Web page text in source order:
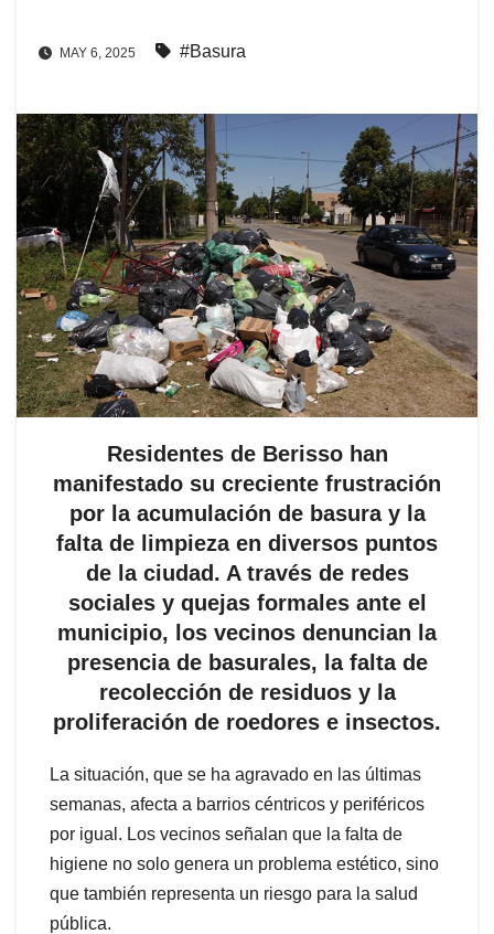
MAY 6, 2025 #Basura
Residentes de Berisso han
manifestado su creciente frustración
por la acumulación de basura y la
falta de limpieza en diversos puntos
de la ciudad. A través de redes
sociales y quejas formales ante el
municipio, los vecinos denuncian la
presencia de basurales, la falta de
recolección de residuos y la
proliferación de roedores e insectos.
La situación, que se ha agravado en las últimas
semanas, afecta a barrios céntricos y periféricos
por igual. Los vecinos señalan que la falta de
higiene no solo genera un problema estético, sino
que también representa un riesgo para la salud
pública.